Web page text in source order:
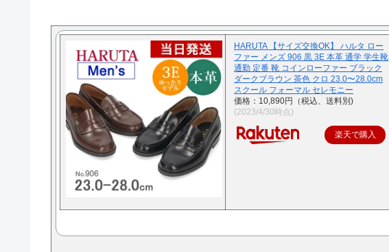
HARUTA 【サイズ交換OK】 ハルタ ロー
ファー メンズ 906 黒 3E 本革 通学 学生靴
通勤 定番 靴 コインローファー ブラック
ダークブラウン 茶色 クロ 23.0〜28.0cm
スクール フォーマル セレモニー
価格：10,890円（税込、送料別)
(2023/4/30時点)
楽天で購入